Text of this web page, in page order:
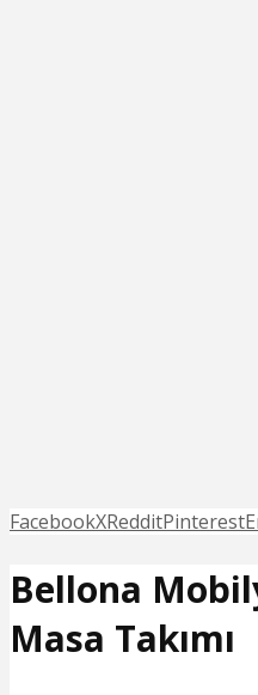
FacebookXRedditPinterest
Bellona
Masa Takımı